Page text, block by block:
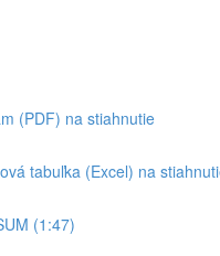
(PDF) na stiahnutie
tabuľka (Excel) na
(1:47)